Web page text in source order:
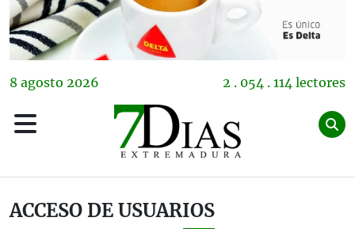
8 agosto 2026 2 . 054 . 114 lectores
ACCESO DE USUARIOS